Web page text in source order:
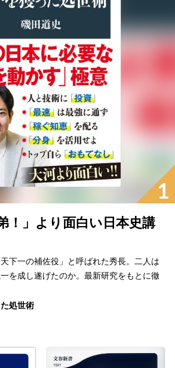
1
！」より面白い日本史講
下一の補佐役」と呼ばれた秀長。二人は
を成し遂げたのか。最新研究をもとに徹
処世術